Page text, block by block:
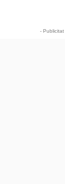
- Publicitat